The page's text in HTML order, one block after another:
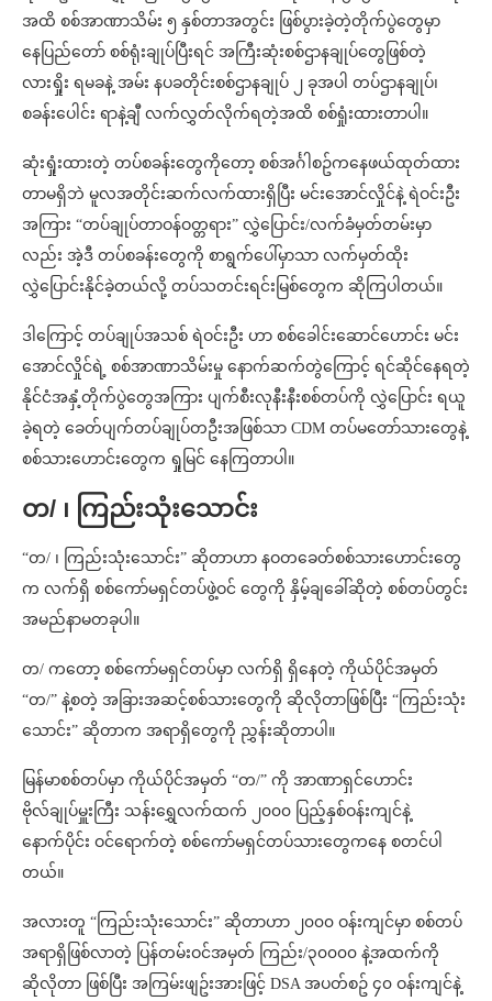
အထိ စစ်အာဏာသိမ်း ၅ နှစ်တာအတွင်း ဖြစ်ပွားခဲ့တဲ့တိုက်ပွဲတွေမှာ
နေပြည်တော် စစ်ရုံးချုပ်ပြီးရင် အကြီးဆုံးစစ်ဌာနချုပ်တွေဖြစ်တဲ့
လားရှိုး ရမခနဲ့ အမ်း နပခတိုင်းစစ်ဌာနချုပ် ၂ ခုအပါ တပ်ဌာနချုပ်၊
စခန်းပေါင်း ရာနဲ့ချီ လက်လွှတ်လိုက်ရတဲ့အထိ စစ်ရှုံးထားတာပါ။
ဆုံးရှုံးထားတဲ့ တပ်စခန်းတွေကိုတော့ စစ်အင်္ဂါစဥ်ကနေဖယ်ထုတ်ထား
တာမရှိဘဲ မူလအတိုင်းဆက်လက်ထားရှိပြီး မင်းအောင်လှိုင်နဲ့ ရဲဝင်းဦး
အကြား “တပ်ချုပ်တာဝန်ဝတ္တရား” လွှဲပြောင်း/လက်ခံမှတ်တမ်းမှာ
လည်း အဲ့ဒီ တပ်စခန်းတွေကို စာရွက်ပေါ်မှာသာ လက်မှတ်ထိုး
လွှဲပြောင်းနိုင်ခဲ့တယ်လို့ တပ်သတင်းရင်းမြစ်တွေက ဆိုကြပါတယ်။
ဒါကြောင့် တပ်ချုပ်အသစ် ရဲဝင်းဦး ဟာ စစ်ခေါင်းဆောင်ဟောင်း မင်း
အောင်လှိုင်ရဲ့ စစ်အာဏာသိမ်းမှု နောက်ဆက်တွဲကြောင့် ရင်ဆိုင်နေရတဲ့
နိုင်ငံအနှံ့တိုက်ပွဲတွေအကြား ပျက်စီးလုနီးနီးစစ်တပ်ကို လွှဲပြောင်း ရယူ
ခဲ့ရတဲ့ ခေတ်ပျက်တပ်ချုပ်တဦးအဖြစ်သာ CDM တပ်မတော်သားတွေနဲ့
စစ်သားဟောင်းတွေက ရှုမြင် နေကြတာပါ။
တ/ ၊ ကြည်းသုံးသောင်း
“တ/ ၊ ကြည်းသုံးသောင်း” ဆိုတာဟာ နဝတခေတ်စစ်သားဟောင်းတွေ
က လက်ရှိ စစ်ကော်မရှင်တပ်ဖွဲ့ဝင် တွေကို နှိမ့်ချခေါ်ဆိုတဲ့ စစ်တပ်တွင်း
အမည်နာမတခုပါ။
တ/ ကတော့ စစ်ကော်မရှင်တပ်မှာ လက်ရှိ ရှိနေတဲ့ ကိုယ်ပိုင်အမှတ်
“တ/” နဲ့စတဲ့ အခြားအဆင့်စစ်သားတွေကို ဆိုလိုတာဖြစ်ပြီး “ကြည်းသုံး
သောင်း” ဆိုတာက အရာရှိတွေကို ညွှန်းဆိုတာပါ။
မြန်မာစစ်တပ်မှာ ကိုယ်ပိုင်အမှတ် “တ/” ကို အာဏာရှင်ဟောင်း
ဗိုလ်ချုပ်မှူးကြီး သန်းရွှေလက်ထက် ၂၀၀၀ ပြည့်နှစ်ဝန်းကျင်နဲ့
နောက်ပိုင်း ဝင်ရောက်တဲ့ စစ်ကော်မရှင်တပ်သားတွေကနေ စတင်ပါ
တယ်။
အလားတူ “ကြည်းသုံးသောင်း” ဆိုတာဟာ ၂၀၀၀ ဝန်းကျင်မှာ စစ်တပ်
အရာရှိဖြစ်လာတဲ့ ပြန်တမ်းဝင်အမှတ် ကြည်း/၃၀၀၀၀ နဲ့အထက်ကို
ဆိုလိုတာ ဖြစ်ပြီး အကြမ်းဖျဥ်းအားဖြင့် DSA အပတ်စဥ် ၄၀ ဝန်းကျင်နဲ့